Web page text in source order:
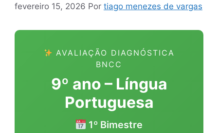
fevereiro 15, 2026 Por tiago menezes de vargas
AVALIAÇÃO DIAGNÓSTICA
BNCC
9º ano – Língua
Portuguesa
1º Bimestre